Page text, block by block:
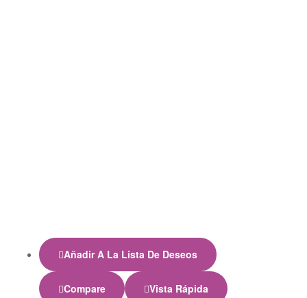
Añadir A La Lista De Deseos
Compare Vista Rápida